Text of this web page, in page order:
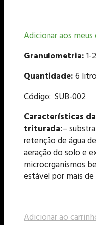
Adicionar aos meus
Granulometria:1-
Quantidade:6
Código: SUB-002
Características
triturada:–
retenção de água
aeração do solo e
microorganismos
estável por mais de
Adicionar ao